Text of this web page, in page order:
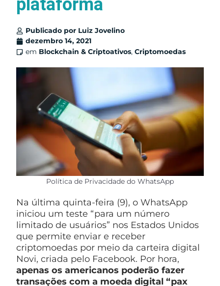
plataforma
Publicado por Luiz Jovelino
dezembro 14, 2021
em Blockchain & Criptoativos, Criptomoedas
Política de Privacidade do WhatsApp
Na última quinta-feira (9), o WhatsApp
iniciou um teste “para um número
limitado de usuários” nos Estados Unidos
que permite enviar e receber
criptomoedas por meio da carteira digital
Novi, criada pelo Facebook. Por hora,
apenas os americanos poderão fazer
transações com a moeda digital “pax